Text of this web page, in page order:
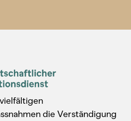
die Verständigung